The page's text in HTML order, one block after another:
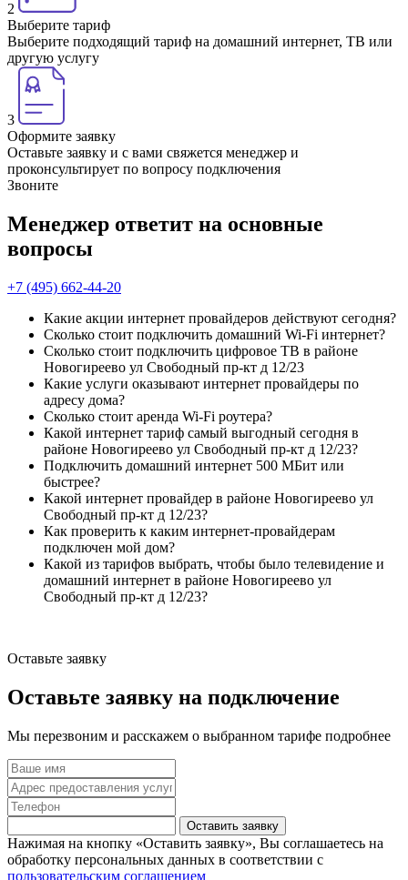
2
Выберите тариф
Выберите подходящий тариф на домашний интернет, ТВ или
другую услугу
3
Оформите заявку
Оставьте заявку и с вами свяжется менеджер и
проконсультирует по вопросу подключения
Звоните
Менеджер ответит на основные
вопросы
+7 (495) 662-44-20
Какие акции интернет провайдеров действуют сегодня?
Сколько стоит подключить домашний Wi-Fi интернет?
Сколько стоит подключить цифровое ТВ в районе
Новогиреево ул Свободный пр-кт д 12/23
Какие услуги оказывают интернет провайдеры по
адресу дома?
Сколько стоит аренда Wi-Fi роутера?
Какой интернет тариф самый выгодный сегодня в
районе Новогиреево ул Свободный пр-кт д 12/23?
Подключить домашний интернет 500 МБит или
быстрее?
Какой интернет провайдер в районе Новогиреево ул
Свободный пр-кт д 12/23?
Как проверить к каким интернет-провайдерам
подключен мой дом?
Какой из тарифов выбрать, чтобы было телевидение и
домашний интернет в районе Новогиреево ул
Свободный пр-кт д 12/23?
Оставьте заявку
Оставьте заявку на подключение
Мы перезвоним и расскажем о выбранном тарифе подробнее
Оставить заявку
Нажимая на кнопку «Оставить заявку», Вы соглашаетесь на
обработку персональных данных в соответствии с
пользовательским соглашением